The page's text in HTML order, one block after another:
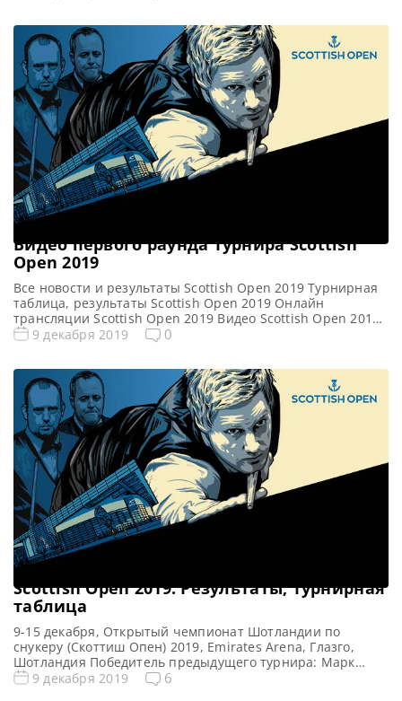
смотрите матчи в записи Видео матчей: Видео матча
Ронни О’Салливан — […]
Видео первого раунда турнира Scottish
Open 2019
Все новости и результаты Scottish Open 2019 Турнирная
таблица, результаты Scottish Open 2019 Онлайн
трансляции Scottish Open 2019 Видео Scottish Open 2019
Видеоповторы матчей Открытый чемпионат Шотландии
смотрите матчи в записи Видео матчей: Видео матча
Ронни О’Салливан — […]
9 декабря 2019 0
Scottish Open 2019. Результаты, турнирная
таблица
9-15 декабря, Открытый чемпионат Шотландии по
снукеру (Скоттиш Опен) 2019, Emirates Arena, Глазго,
Шотландия Победитель предыдущего турнира: Марк
Аллен Все новости и результаты Scottish Open 2019
9 декабря 2019 6